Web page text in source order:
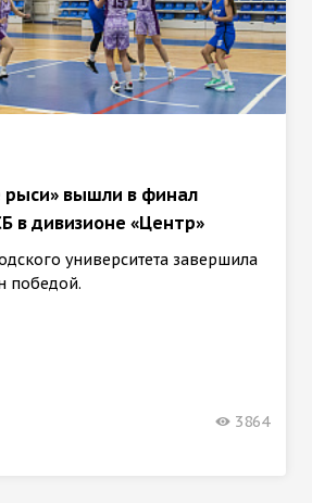
рыси» вышли в финал
в дивизионе «Центр»
университета завершила
победой.
3864